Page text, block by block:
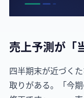
売上予測が「
四半期末が近づく
取りがある。「今